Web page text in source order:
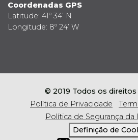
Coordenadas GPS
Latitude: 41º 34’ N
Longitude: 8º 24’ W
© 2019 Todos os
Política de Privacidade
Política de Segurança
Definição de